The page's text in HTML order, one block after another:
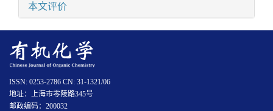
本文评价
ISSN: 0253-2786 CN: 31-1321/06
地址：上海市零陵路345号
邮政编码：200032